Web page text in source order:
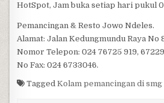
HotSpot, Jam buka setiap hari pukul
Pemancingan & Resto Jowo Ndeles.
Alamat: Jalan Kedungmundu Raya No
Nomor Telepon: 024 76725 919,
No Fax: 024 6733046.
TaggedKolam pemancingan di smg